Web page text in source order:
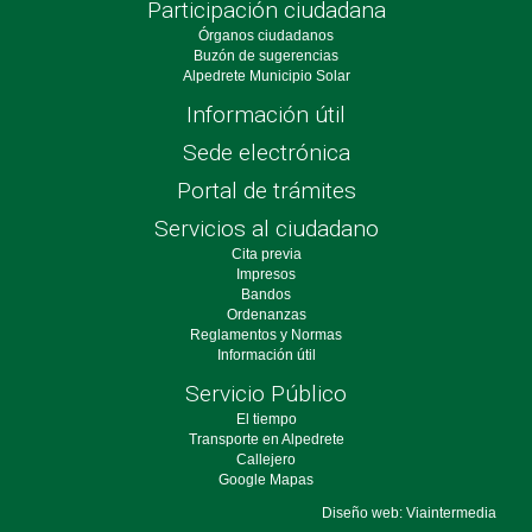
Participación ciudadana
Órganos ciudadanos
Buzón de sugerencias
Alpedrete Municipio Solar
Información útil
Sede electrónica
Portal de trámites
Servicios al ciudadano
Cita previa
Impresos
Bandos
Ordenanzas
Reglamentos y Normas
Información útil
Servicio Público
El tiempo
Transporte en Alpedrete
Callejero
Google Mapas
Diseño web: Viaintermedia